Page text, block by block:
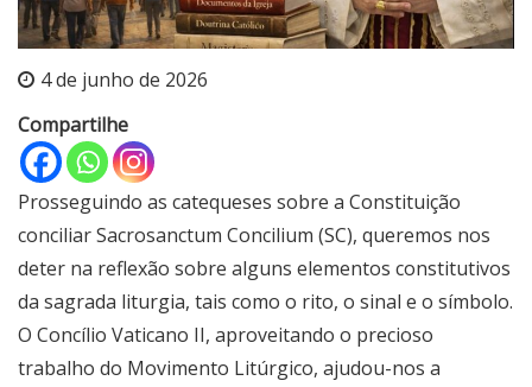
4 de junho de 2026
Compartilhe
Prosseguindo as catequeses sobre a Constituição
conciliar Sacrosanctum Concilium (SC), queremos nos
deter na reflexão sobre alguns elementos constitutivos
da sagrada liturgia, tais como o rito, o sinal e o símbolo.
O Concílio Vaticano II, aproveitando o precioso
trabalho do Movimento Litúrgico, ajudou-nos a